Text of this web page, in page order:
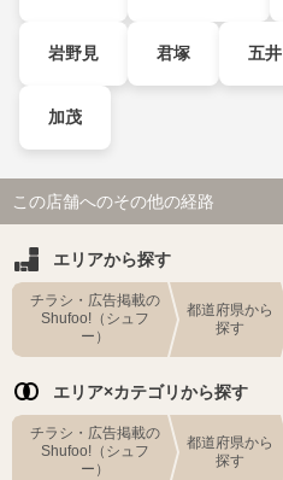
岩野見 君塚 五井
加茂
この店舗へのその他の経路
エリアから探す
チラシ・広告掲載の
Shufoo!（シュフ
ー）
都道府県から
探す
エリア×カテゴリから探す
チラシ・広告掲載の
Shufoo!（シュフ
ー）
都道府県から
探す